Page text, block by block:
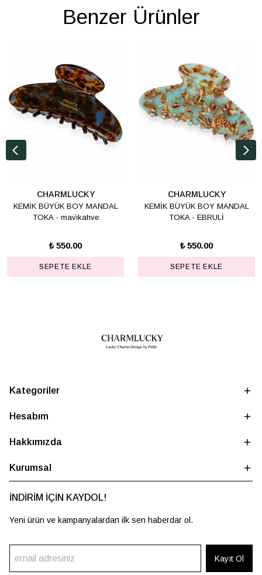
Benzer Ürünler
CHARMLUCKY
KEMİK BÜYÜK BOY MANDAL
TOKA - mavi̇kahve
₺ 550.00
SEPETE EKLE
CHARMLUCKY
KEMİK BÜYÜK BOY MANDAL
TOKA - EBRULİ
₺ 550.00
SEPETE EKLE
Kategoriler
Hesabım
Hakkımızda
Kurumsal
İNDİRİM İÇİN KAYDOL!
Yeni ürün ve kampanyalardan ilk sen haberdar ol.
Kayıt Ol